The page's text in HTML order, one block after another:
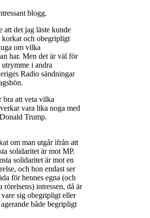
blogg.
att det jag läste kunde
och obegripligt
om vilka
har. Men det är väl för
i andra
Radio sändningar
bra att veta vilka
vara lika noga med
Trump.
om man utgår ifrån att
solidaritet är mot MP.
solidaritet är mot en
och hon endast ser
för hennes egna (och
intressen, då är
vare sig obegripligt eller
både begripligt